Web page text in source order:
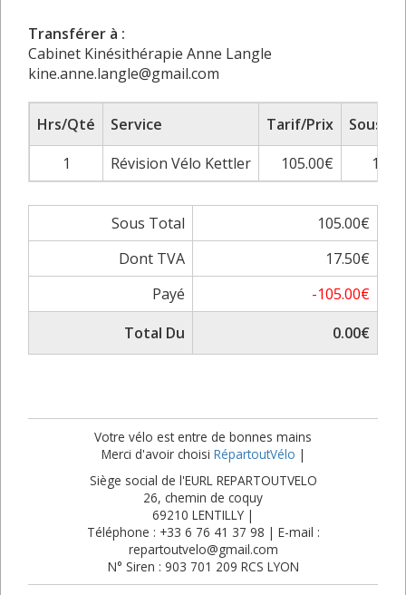
Transférer à :
Cabinet Kinésithérapie Anne Langle
kine.anne.langle@gmail.com
Hrs/Qté Service Tarif/Prix
Sous
1
Révision Vélo Kettler 105.00€
Sous Total
105.00€
Dont TVA
17.50€
Payé
-105.00€
Total Du
0.00€
Votre vélo est entre de bonnes mains
Merci d'avoir choisi RépartoutVélo |
Siège social de l'EURL REPARTOUTVELO
26, chemin de coquy
69210 LENTILLY |
Téléphone : +33 6 76 41 37 98 | E-mail :
repartoutvelo@gmail.com
N° Siren : 903 701 209 RCS LYON